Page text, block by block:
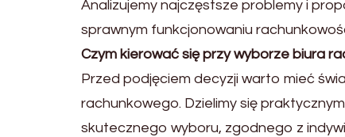
Analizujemy najczęstsze problemy i
sprawnym funkcjonowaniu
Czym kierować się przy wyborze biura
Przed podjęciem decyzji warto mieć
rachunkowego. Dzielimy się
skutecznego wyboru, zgodnego z